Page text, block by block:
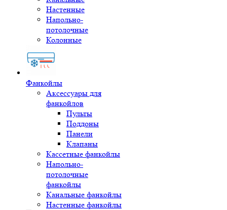
Настенные
Напольно-
потолочные
Колонные
Фанкойлы
Аксессуары для
фанкойлов
Пульты
Поддоны
Панели
Клапаны
Кассетные фанкойлы
Напольно-
потолочные
фанкойлы
Канальные фанкойлы
Настенные фанкойлы